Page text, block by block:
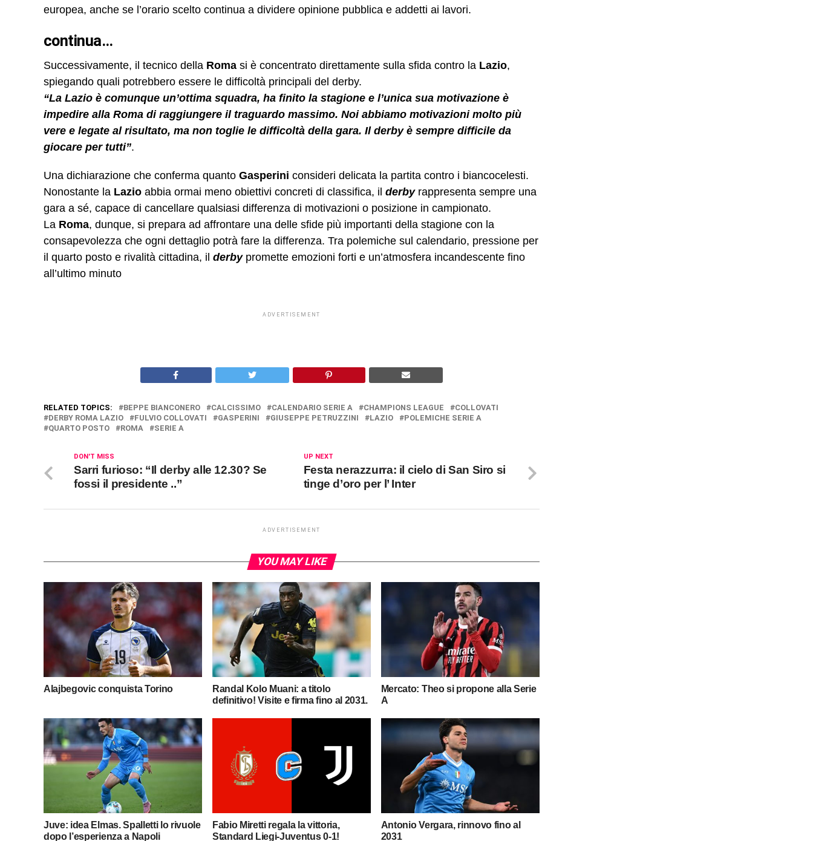
europea, anche se l’orario scelto continua a dividere opinione pubblica e addetti ai lavori.
continua…
Successivamente, il tecnico della Roma si è concentrato direttamente sulla sfida contro la Lazio,
spiegando quali potrebbero essere le difficoltà principali del derby.
“La Lazio è comunque un’ottima squadra, ha finito la stagione e l’unica sua motivazione è
impedire alla Roma di raggiungere il traguardo massimo. Noi abbiamo motivazioni molto più
vere e legate al risultato, ma non toglie le difficoltà della gara. Il derby è sempre difficile da
giocare per tutti”.
Una dichiarazione che conferma quanto Gasperini consideri delicata la partita contro i biancocelesti.
Nonostante la Lazio abbia ormai meno obiettivi concreti di classifica, il derbyrappresenta sempre una
gara a sé, capace di cancellare qualsiasi differenza di motivazioni o posizione in campionato.
La Roma, dunque, si prepara ad affrontare una delle sfide più importanti della stagione con la
consapevolezza che ogni dettaglio potrà fare la differenza. Tra polemiche sul calendario, pressione per
il quarto posto e rivalità cittadina, il derbypromette emozioni forti e un’atmosfera incandescente fino
all’ultimo minuto
ADVERTISEMENT
RELATED TOPICS: BEPPE BIANCONERO CALCISSIMO CALENDARIO SERIE A CHAMPIONS LEAGUE
COLLOVATI
DERBY ROMA LAZIO
FULVIO COLLOVATI GASPERINI GIUSEPPE PETRUZZINI LAZIO
POLEMICHE SERIE A
QUARTO POSTO
ROMA SERIE A
UP NEXT
Festa nerazzurra: il cielo di San Siro si
tinge d’oro per l’ Inter
DON'T MISS
Sarri furioso: “Il derby alle 12.30? Se
fossi il presidente ..”
ADVERTISEMENT
YOU MAY LIKE
Alajbegovic conquista Torino
Randal Kolo Muani: a titolo
definitivo! Visite e firma fino al 2031.
Mercato: Theo si propone alla Serie
A
Juve: idea Elmas. Spalletti lo rivuole
dopo l’esperienza a Napoli
Fabio Miretti regala la vittoria,
Standard Liegi-Juventus 0-1!
Antonio Vergara, rinnovo fino al
2031